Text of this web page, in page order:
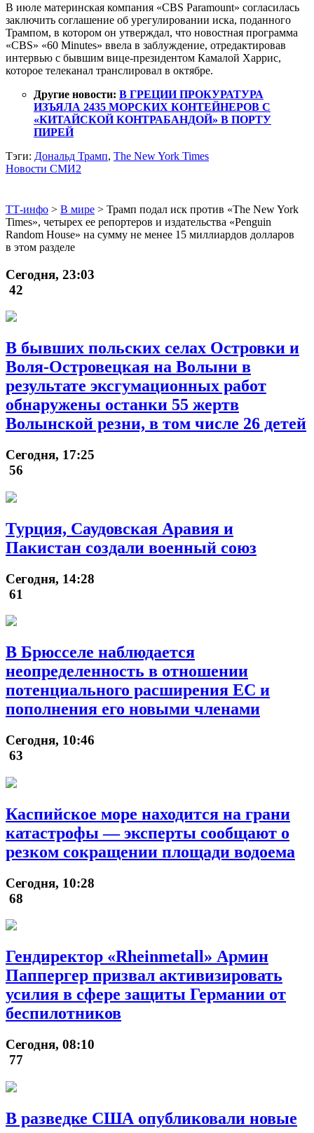
В июле материнская компания «CBS Paramount» согласилась
заключить соглашение об урегулировании иска, поданного
Трампом, в котором он утверждал, что новостная программа
«CBS» «60 Minutes» ввела в заблуждение, отредактировав
интервью с бывшим вице-президентом Камалой Харрис,
которое телеканал транслировал в октябре.
Другие новости: В ГРЕЦИИ ПРОКУРАТУРА
ИЗЪЯЛА 2435 МОРСКИХ КОНТЕЙНЕРОВ С
«КИТАЙСКОЙ КОНТРАБАНДОЙ» В ПОРТУ
ПИРЕЙ
Тэги: Дональд Трамп, The New York Times
Новости СМИ2
ТТ-инфо > В мире > Трамп подал иск против «The New York
Times», четырех ее репортеров и издательства «Penguin
Random House» на сумму не менее 15 миллиардов долларов
в этом разделе
Сегодня, 23:03
42
В бывших польских селах Островки и
Воля-Островецкая на Волыни в
результате эксгумационных работ
обнаружены останки 55 жертв
Волынской резни, в том числе 26 детей
Сегодня, 17:25
56
Турция, Саудовская Аравия и
Пакистан создали военный союз
Сегодня, 14:28
61
В Брюсселе наблюдается
неопределенность в отношении
потенциального расширения ЕС и
пополнения его новыми членами
Сегодня, 10:46
63
Каспийское море находится на грани
катастрофы — эксперты сообщают о
резком сокращении площади водоема
Сегодня, 10:28
68
Гендиректор «Rheinmetall» Армин
Паппергер призвал активизировать
усилия в сфере защиты Германии от
беспилотников
Сегодня, 08:10
77
В разведке США опубликовали новые